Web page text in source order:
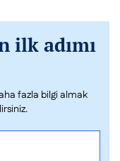
ilk adımı
fazla bilgi almak